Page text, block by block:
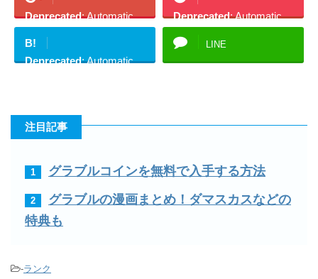
array is deprecated in
/home/academyg/gurab
uru-
kouryaku.net/public_ht
count-cache/sns-count-
cache.php
array is deprecated in
/home/academyg/gurab
uru-
Deprecated: Automatic
array is deprecated in
ml/wp-
content/plugins/sns-
cache.phpon line2927
Google+
Deprecated: Automatic
conversion of false to
array is deprecated in
ml/wp-
cache.phpon line2921
Pocket
B!
Deprecated: Automatic
/home/academyg/gurab
uru-
ml/wp-
count-cache/sns-count-
cache.php
LINE
注目記事
1 グラブルコインを無料で入手する方法
2
グラブルの漫画まとめ！ダマスカスなどの
特典も
-ランク